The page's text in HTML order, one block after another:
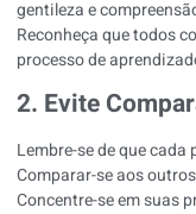
gentileza e
Reconheça que todos
processo de
2. Evite
Lembre-se de que
Comparar-se aos
Concentre-se em suas